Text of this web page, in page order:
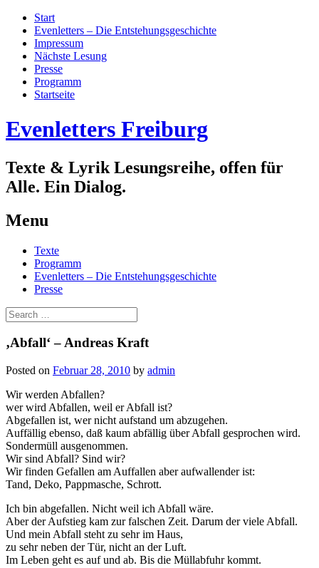
Start
Evenletters – Die Entstehungsgeschichte
Impressum
Nächste Lesung
Presse
Programm
Startseite
Evenletters Freiburg
Texte & Lyrik Lesungsreihe, offen für
Alle. Ein Dialog.
Menu
Skip
content
Texte
Programm
Evenletters – Die Entstehungsgeschichte
Presse
Search
for:
‚Abfall‘ – Andreas Kraft
Posted on Februar 28, 2010 by admin
Wir werden Abfallen?
wer wird Abfallen, weil er Abfall ist?
Abgefallen ist, wer nicht aufstand um abzugehen.
Auffällig ebenso, daß kaum abfällig über Abfall gesprochen wird.
Sondermüll ausgenommen.
Wir sind Abfall? Sind wir?
Wir finden Gefallen am Auffallen aber aufwallender ist:
Tand, Deko, Pappmasche, Schrott.
Ich bin abgefallen. Nicht weil ich Abfall wäre.
Aber der Aufstieg kam zur falschen Zeit. Darum der viele Abfall.
Und mein Abfall steht zu sehr im Haus,
zu sehr neben der Tür, nicht an der Luft.
Im Leben geht es auf und ab. Bis die Müllabfuhr kommt.